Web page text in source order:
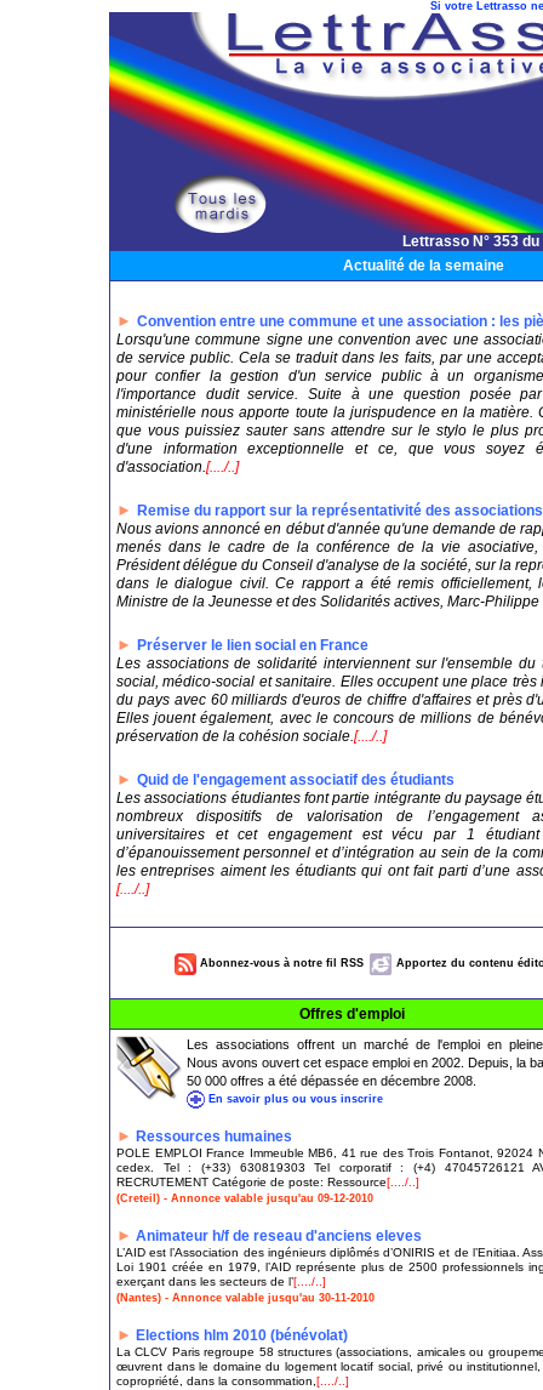
Si votre Lettrasso
Lettrasso N° 353
Actualité de la semaine
► Convention entre une commune et une association : les
Lorsqu'une commune signe une convention avec une
de service public. Cela se traduit dans les faits, par une
pour confier la gestion d'un service public à un
l'importance dudit service. Suite à une question posée
ministérielle nous apporte toute la jurispudence en la matière.
que vous puissiez sauter sans attendre sur le stylo le plus
d'une information exceptionnelle et ce, que vous soyez
d'association.[..../..]
►
Remise du rapport sur la représentativité des
Nous avions annoncé en début d'année qu'une demande de
menés dans le cadre de la conférence de la vie
Président délégue du Conseil d'analyse de la société, sur la
dans le dialogue civil. Ce rapport a été remis officiellement,
Ministre de la Jeunesse et des Solidarités actives, Marc-
►
Préserver le lien social en France
Les associations de solidarité interviennent sur l'ensemble
social, médico-social et sanitaire. Elles occupent une place
du pays avec 60 milliards d'euros de chiffre d'affaires et près
Elles jouent également, avec le concours de millions de
préservation de la cohésion sociale.[..../..]
► Quid de l'engagement associatif des étudiants
Les associations étudiantes font partie intégrante du paysage
nombreux dispositifs de valorisation de l’engagement
universitaires et cet engagement est vécu par 1
d’épanouissement personnel et d’intégration au sein de la
les entreprises aiment les étudiants qui ont fait parti d’une
[..../..]
Abonnez-vous à notre fil RSS Apportez du contenu
Offres d'emploi
Les associations offrent un marché de l'emploi en
Nous avons ouvert cet espace emploi en 2002. Depuis, la
50 000 offres a été dépassée en décembre 2008.
En savoir plus ou vous inscrire
► Ressources humaines
POLE EMPLOI France Immeuble MB6, 41 rue des Trois Fontanot, 92024
cedex. Tel : (+33) 630819303 Tel corporatif : (+4) 47045726121
RECRUTEMENT Catégorie de poste: Ressource[..../..]
(Creteil) - Annonce valable jusqu'au 09-12-2010
► Animateur h/f de reseau d'anciens eleves
L’AID est l’Association des ingénieurs diplômés d’ONIRIS et de l’Enitiaa.
Loi 1901 créée en 1979, l’AID représente plus de 2500 professionnels
exerçant dans les secteurs de l’[..../..]
(Nantes) - Annonce valable jusqu'au 30-11-2010
► Elections hlm 2010 (bénévolat)
La CLCV Paris regroupe 58 structures (associations, amicales ou
œuvrent dans le domaine du logement locatif social, privé ou
copropriété, dans la consommation, [..../..]